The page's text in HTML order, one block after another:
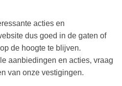
acties en
dus goed in de gaten of
de hoogte te blijven.
aanbiedingen en acties, vraag
van onze vestigingen.